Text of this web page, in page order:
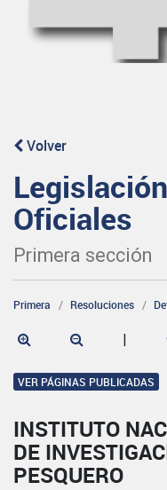
Volver
Oficiales
Primera sección
Primera Resoluciones
|
VER PÁGINAS PUBLICADAS
INSTITUTO
DE
PESQUERO